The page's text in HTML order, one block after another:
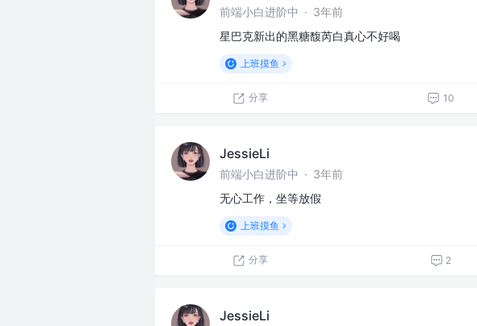
前端小白进阶中 · 3年前
星巴克新出的黑糖馥芮白真心不好喝
上班摸鱼
分享 10
JessieLi
前端小白进阶中 · 3年前
无心工作，坐等放假
上班摸鱼
分享 2
JessieLi